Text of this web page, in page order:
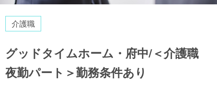
介護職
グッドタイムホーム・府中/＜介護職
夜勤パート＞勤務条件あり